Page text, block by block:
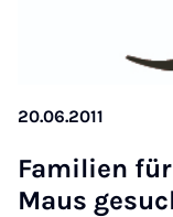
20.06.2011
Fa­mi­li­en
Maus